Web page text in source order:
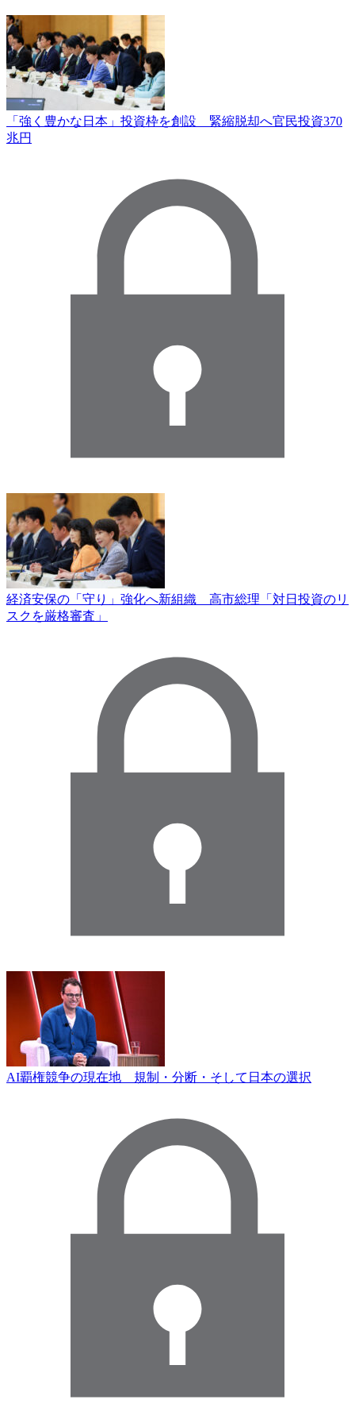
「強く豊かな日本」投資枠を創設 緊縮脱却へ官民投資370
兆円
経済安保の「守り」強化へ新組織 高市総理「対日投資のリ
スクを厳格審査」
AI覇権競争の現在地 規制・分断・そして日本の選択